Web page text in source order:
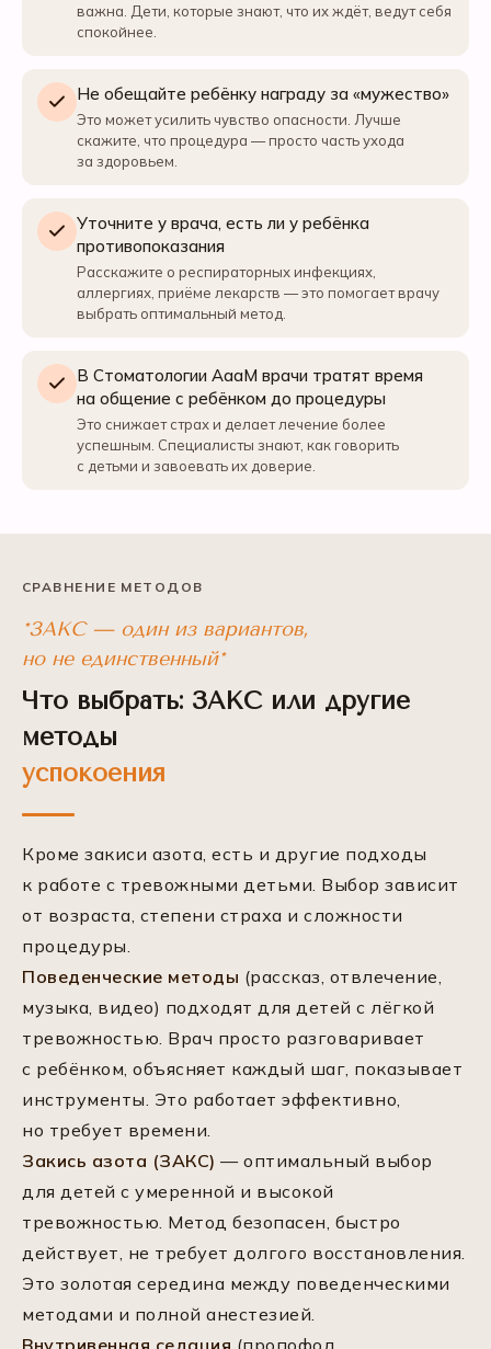
важна. Дети, которые знают, что их ждёт, ведут себя
спокойнее.
Не обещайте ребёнку награду за «мужество»
Это может усилить чувство опасности. Лучше
скажите, что процедура — просто часть ухода
за здоровьем.
Уточните у врача, есть ли у ребёнка
противопоказания
Расскажите о респираторных инфекциях,
аллергиях, приёме лекарств — это помогает врачу
выбрать оптимальный метод.
В Стоматологии АааМ врачи тратят время
на общение с ребёнком до процедуры
Это снижает страх и делает лечение более
успешным. Специалисты знают, как говорить
с детьми и завоевать их доверие.
СРАВНЕНИЕ МЕТОДОВ
*ЗАКС — один из вариантов,
но не единственный*
Что выбрать: ЗАКС или другие
методы
успокоения
Кроме закиси азота, есть и другие подходы
к работе с тревожными детьми. Выбор зависит
от возраста, степени страха и сложности
процедуры.
Поведенческие методы (рассказ, отвлечение,
музыка, видео) подходят для детей с лёгкой
тревожностью. Врач просто разговаривает
с ребёнком, объясняет каждый шаг, показывает
инструменты. Это работает эффективно,
но требует времени.
Закись азота (ЗАКС) — оптимальный выбор
для детей с умеренной и высокой
тревожностью. Метод безопасен, быстро
действует, не требует долгого восстановления.
Это золотая середина между поведенческими
методами и полной анестезией.
Внутривенная седация (пропофол,